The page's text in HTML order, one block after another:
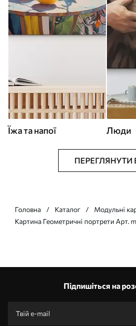
Їжа та напої Люди
ПЕРЕГЛЯНУТИ
Головна Каталог
Модульні
Картина Геометричні портрети Арт.
Підпишіться на